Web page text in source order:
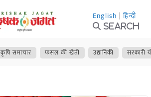
English | हिन्दी
Search
कृषि समाचार फसल की खेती उद्यानिकी सरकारी